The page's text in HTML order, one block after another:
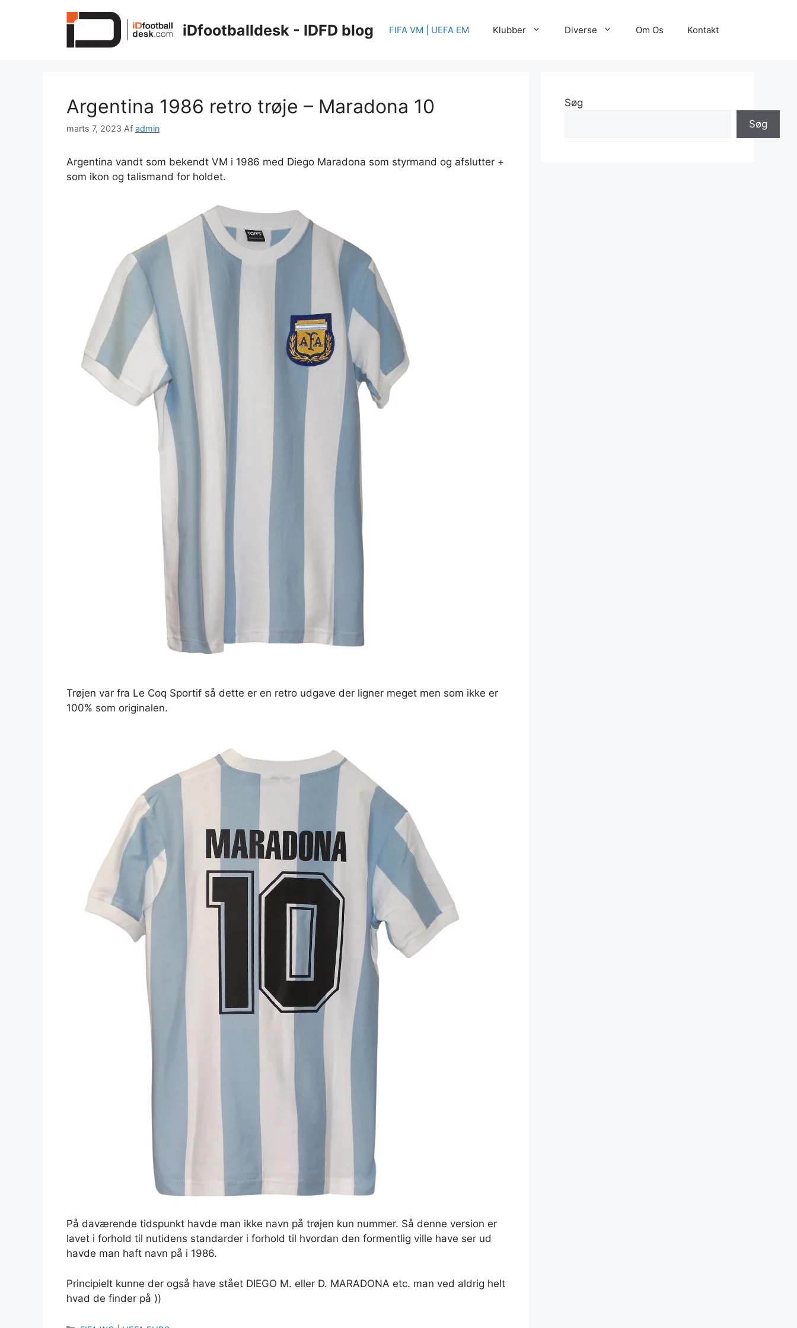
iDfootballdesk - IDFD blog FIFA VM | UEFA EM Klubber Diverse Om Os Kontakt
Argentina 1986 retro trøje – Maradona 10
marts 7, 2023 Af admin
Argentina vandt som bekendt VM i 1986 med Diego Maradona som styrmand og afslutter +
som ikon og talismand for holdet.
Trøjen var fra Le Coq Sportif så dette er en retro udgave der ligner meget men som ikke er
100% som originalen.
På daværende tidspunkt havde man ikke navn på trøjen kun nummer. Så denne version er
lavet i forhold til nutidens standarder i forhold til hvordan den formentlig ville have ser ud
havde man haft navn på i 1986.
Principielt kunne der også have stået DIEGO M. eller D. MARADONA etc. man ved aldrig helt
hvad de finder på ))
Søg
Søg